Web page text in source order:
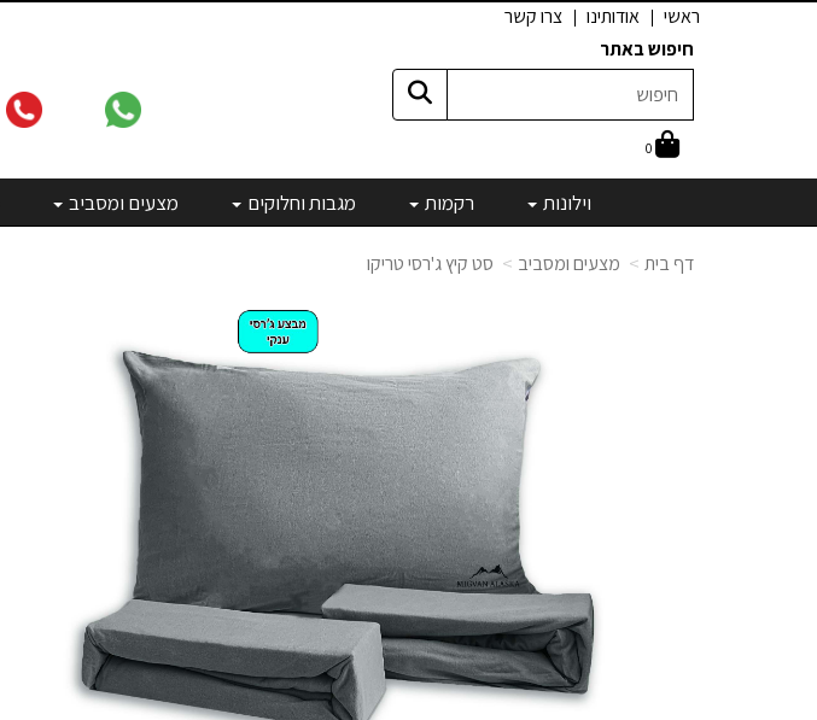
ראשי אודותינו
צרו קשר
חיפוש באתר
0
וילונות רקמות מגבות וחלוקים מצעים ומסביב
דף בית מצעים ומסביב סט קיץ ג'רסי טריקו